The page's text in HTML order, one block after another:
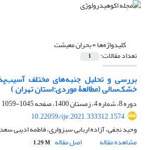
کلیدواژه‌ها =بحران معیشت
تعداد مقالات: 1
بررسی و تحلیل جنبه‌های مختلف
خشک‌سالی (مطالعۀ موردی:استان تهران )
دوره 8، شماره 4، زمستان 1400، صفحه
1045-1059
10.22059/ije.2021.333312.1574
وحید نجفی، آزاده اربابی سبزواری، فاطمه ادیبی
مشاهده مقاله
اصل مقاله 1.29 M